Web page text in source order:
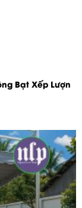
Bạt Xếp Lượn